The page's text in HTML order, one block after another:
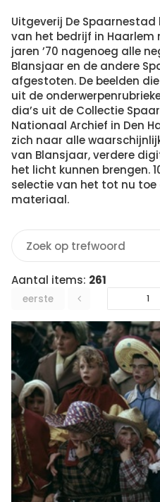
Uitgeverij De
van het bedrijf in Haarlem
jaren ’70 nagenoeg alle
Blansjaar en de andere
afgestoten. De beelden
uit de
dia’s uit de Collectie
Nationaal Archief in Den
zich naar alle
van Blansjaar, verdere
het licht kunnen brengen.
selectie van het tot nu
materiaal.
Aantal items: 261
eerste